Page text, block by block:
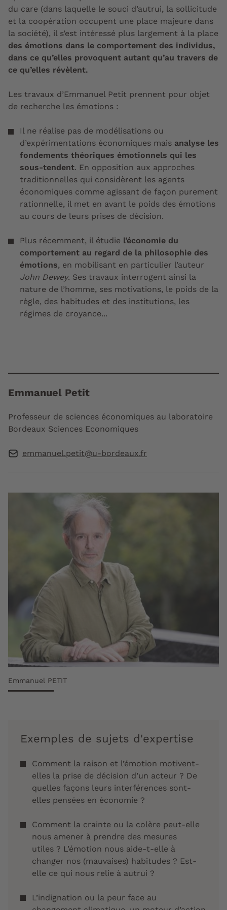
du care (dans laquelle le souci d’autrui, la sollicitude
et la coopération occupent une place majeure dans
la société), il s’est intéressé plus largement à la place
des émotions dans le comportement des individus,
dans ce qu’elles provoquent autant qu’au travers de
ce qu’elles révèlent.
Les travaux d’Emmanuel Petit prennent pour objet
de recherche les émotions :
Il ne réalise pas de modélisations ou
d’expérimentations économiques mais analyse les
fondements théoriques émotionnels qui les
sous-tendent. En opposition aux approches
traditionnelles qui considèrent les agents
économiques comme agissant de façon purement
rationnelle, il met en avant le poids des émotions
au cours de leurs prises de décision.
Plus récemment, il étudie l’économie du
comportement au regard de la philosophie des
émotions, en mobilisant en particulier l’auteur
John Dewey. Ses travaux interrogent ainsi la
nature de l’homme, ses motivations, le poids de la
règle, des habitudes et des institutions, les
régimes de croyance...
Emmanuel Petit
Professeur de sciences économiques au laboratoire
Bordeaux Sciences Economiques
emmanuel.petit@u-bordeaux.fr
Emmanuel PETIT
Exemples de sujets d'expertise
Comment la raison et l’émotion motivent-
elles la prise de décision d’un acteur ? De
quelles façons leurs interférences sont-
elles pensées en économie ?
Comment la crainte ou la colère peut-elle
nous amener à prendre des mesures
utiles ? L’émotion nous aide-t-elle à
changer nos (mauvaises) habitudes ? Est-
elle ce qui nous relie à autrui ?
L’indignation ou la peur face au